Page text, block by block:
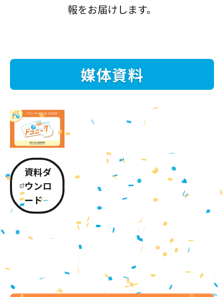
報をお届けします。
媒体資料
資料ダ
ウンロ
ード